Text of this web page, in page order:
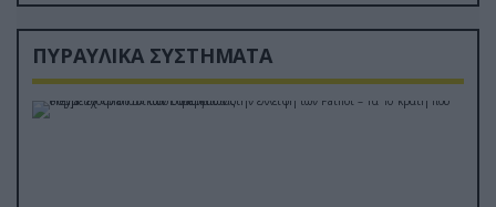
ΠΥΡΑΥΛΙΚΑ ΣΥΣΤΗΜΑΤΑ